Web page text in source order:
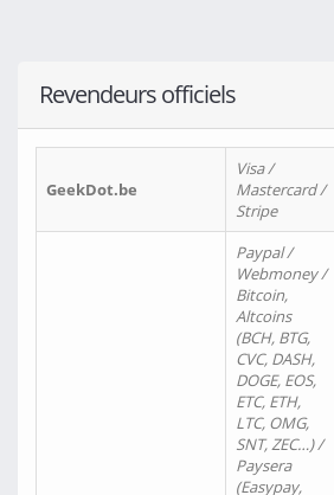
Revendeurs officiels
GeekDot.be
Visa /
Mastercard /
Stripe
Paypal /
Webmoney /
Bitcoin,
Altcoins
(BCH, BTG,
CVC, DASH,
DOGE, EOS,
ETC, ETH,
LTC, OMG,
SNT, ZEC…) /
Paysera
(Easypay,